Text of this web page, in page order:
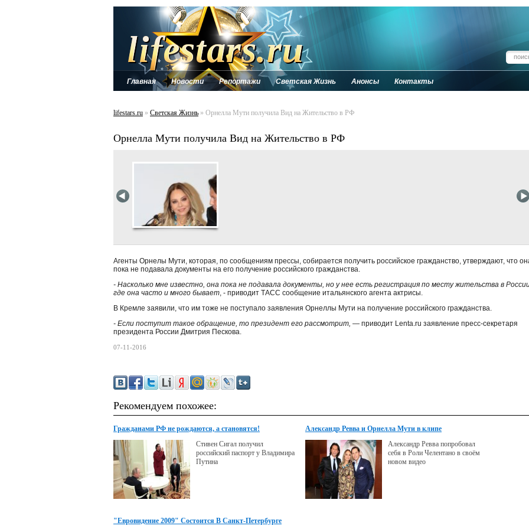
Главная Новости Репортажи Светская Жизнь Анонсы Контакты
lifestars.ru » Светская Жизнь » Орнелла Мути получила Вид на Жительство в РФ
Орнелла Мути получила Вид на Жительство в РФ
Агенты Орнелы Мути, которая, по сообщениям прессы, собирается получить российское гражданство, утверждают, что
пока не подавала документы на его получение российского гражданства.
- Насколько мне известно, она пока не подавала документы, но у нее есть регистрация по месту жительства в
где она часто и много бывает, - приводит ТАСС сообщение итальянского агента актрисы.
В Кремле заявили, что им тоже не поступало заявления Орнеллы Мути на получение российского гражданства.
- Если поступит такое обращение, то президент его рассмотрит, — приводит Lenta.ru заявление пресс-секретаря
президента России Дмитрия Пескова.
07-11-2016
Рекомендуем похожее:
Гражданами РФ не рождаются, а становятся!
Стивен Сигал получил
российский паспорт у Владимира
Путина
Александр Ревва и Орнелла Мути в клипе
Александр Ревва попробовал
себя в Роли Челентано в своём
новом видео
"Евровидение 2009" Состоится В Санкт-Петербурге